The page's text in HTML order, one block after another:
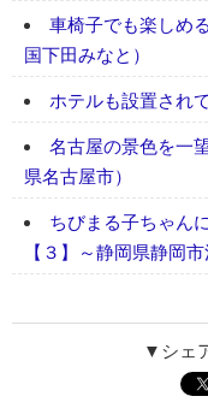
車椅子でも楽しめ
国下田みなと）
ホテルも設置され
名古屋の景色を一
県名古屋市）
ちびまる子ちゃん
【３】～静岡県静岡
▼シェ